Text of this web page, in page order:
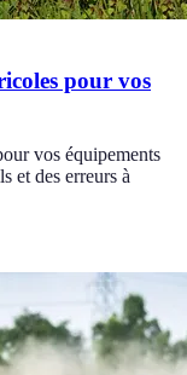
pour vos
vos équipements
et des erreurs à